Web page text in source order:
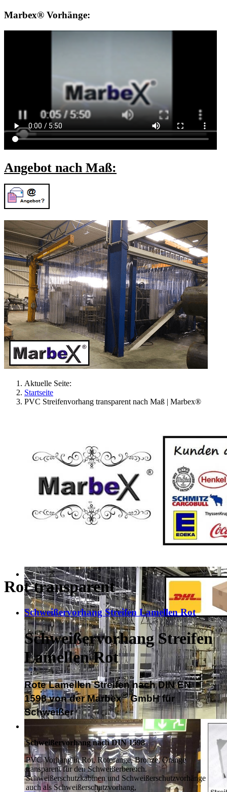
Marbex® Vorhänge:
Angebot nach Maß:
Aktuelle Seite:
Startseite
PVC Streifenvorhang transparent nach Maß | Marbex®
Rot transparent
Schweißervorhang Streifen Lamellen Rot
Schweißervorhang Streifen
Lamellen Rot
Rote Lamellen Streifen nach DIN EN
1598von der Marbex®GmbH für
Schweißer
Schweißervorhangnach DIN 1598
PVC Vorhang in Rot, Rotorange, Bronze, Orange
transparent für den Schweißerbereich.
Schweißerschutzkabinen und Schweißerschutzvorhänge
auch als Schweißerschutzvorhang,